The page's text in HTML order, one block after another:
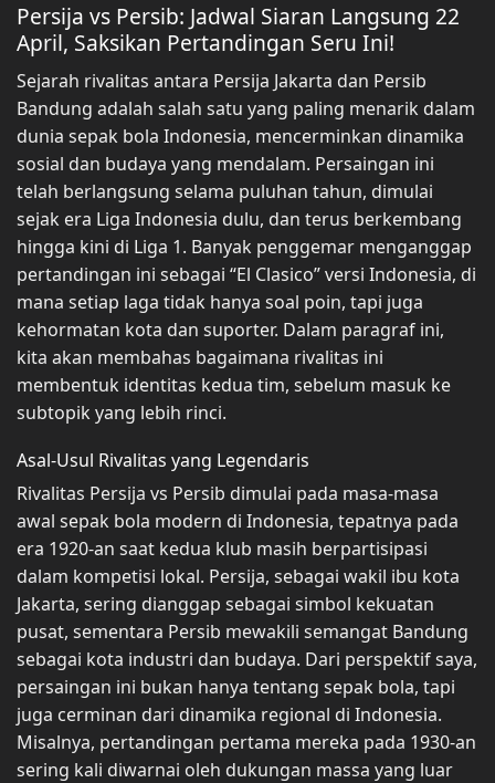
Persija vs Persib: Jadwal Siaran Langsung 22
April, Saksikan Pertandingan Seru Ini!
Sejarah rivalitas antara Persija Jakarta dan Persib
Bandung adalah salah satu yang paling menarik dalam
dunia sepak bola Indonesia, mencerminkan dinamika
sosial dan budaya yang mendalam. Persaingan ini
telah berlangsung selama puluhan tahun, dimulai
sejak era Liga Indonesia dulu, dan terus berkembang
hingga kini di Liga 1. Banyak penggemar menganggap
pertandingan ini sebagai “El Clasico” versi Indonesia, di
mana setiap laga tidak hanya soal poin, tapi juga
kehormatan kota dan suporter. Dalam paragraf ini,
kita akan membahas bagaimana rivalitas ini
membentuk identitas kedua tim, sebelum masuk ke
subtopik yang lebih rinci.
Asal-Usul Rivalitas yang Legendaris
Rivalitas Persija vs Persib dimulai pada masa-masa
awal sepak bola modern di Indonesia, tepatnya pada
era 1920-an saat kedua klub masih berpartisipasi
dalam kompetisi lokal. Persija, sebagai wakil ibu kota
Jakarta, sering dianggap sebagai simbol kekuatan
pusat, sementara Persib mewakili semangat Bandung
sebagai kota industri dan budaya. Dari perspektif saya,
persaingan ini bukan hanya tentang sepak bola, tapi
juga cerminan dari dinamika regional di Indonesia.
Misalnya, pertandingan pertama mereka pada 1930-an
sering kali diwarnai oleh dukungan massa yang luar